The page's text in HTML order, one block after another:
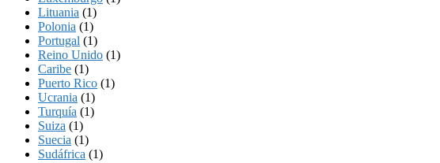
Lituania (1)
Polonia (1)
Portugal (1)
Reino Unido (1)
Caribe (1)
Puerto Rico (1)
Ucrania (1)
Turquía (1)
Suiza (1)
Suecia (1)
Sudáfrica (1)